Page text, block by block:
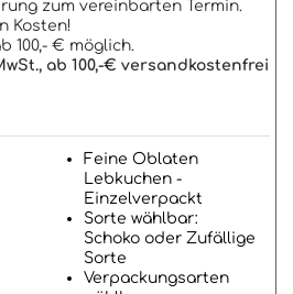
zum vereinbarten Termin.
Kosten!
100,- € möglich.
ab 100,-€ versandkostenfrei
Feine Oblaten
Lebkuchen -
Einzelverpackt
Sorte wählbar:
Schoko oder Zufällige
Sorte
Verpackungsarten